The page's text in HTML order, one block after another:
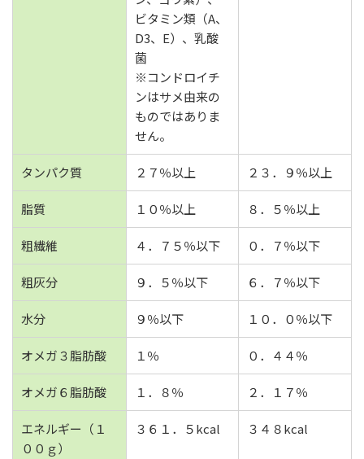
ビタミン類（A、
D3、E）、乳酸
菌
※コンドロイチ
ンはサメ由来の
ものではありま
せん。
タンパク質 ２７％以上 ２３．９％以上
脂質 １０％以上 ８．５％以上
粗繊維 ４．７５％以下 ０．７％以下
粗灰分 ９．５％以下 ６．７％以下
水分 ９％以下 １０．０％以下
オメガ３脂肪酸 １％ ０．４４％
オメガ６脂肪酸 １．８％ ２．１７％
エネルギー（１
００ｇ）
３６１．５kcal ３４８kcal